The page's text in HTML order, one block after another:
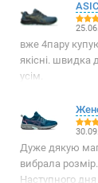
вже 4пару
якісні. швидка
усім.
Дуже дякую
вибрала
Наступного дня